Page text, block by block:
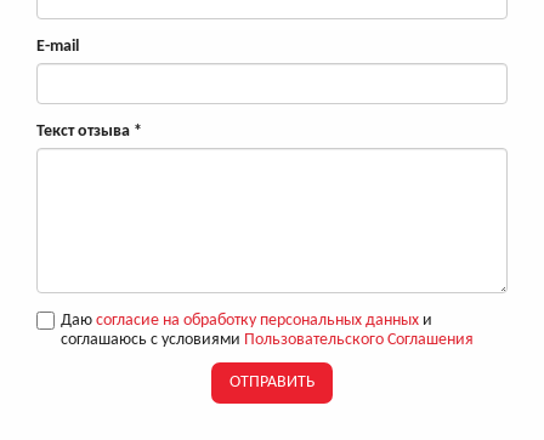
E-mail
Текст отзыва *
Даю согласие на обработку персональных данных и
соглашаюсь с условиями Пользовательского Соглашения
ОТПРАВИТЬ